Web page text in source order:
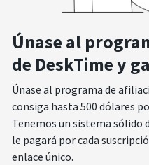
Únase al
de DeskTime y
Únase al programa de
consiga hasta 500 dólares
Tenemos un sistema sólido
le pagará por cada
enlace único.